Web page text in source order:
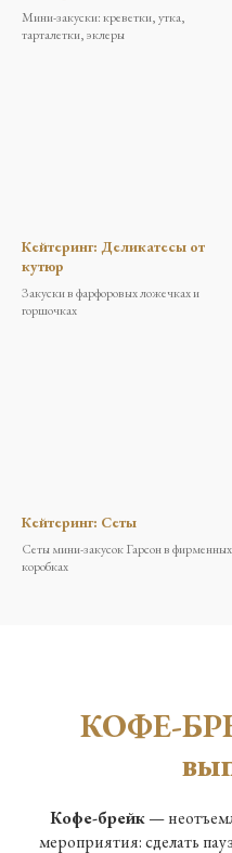
Мини-закуски: креветки, утка,
тарталетки, эклеры
Кейтеринг: Деликатесы от
кутюр
Закуски в фарфоровых ложечках и
горшочках
Кейтеринг: Сеты
Сеты мини-закусок Гарсон в фирменных
коробках
КОФЕ-
Кофе-брейк—
мероприятия: сделать